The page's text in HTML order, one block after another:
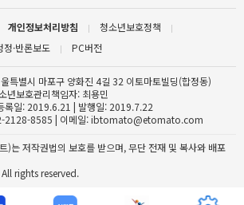
개인정보처리방침
청소년보호정책
정·반론보도 PC버전
특별시 마포구 양화진 4길 32 이토마토빌딩(합정동)
년보호관리책임자: 최용민
록일: 2019.6.21 | 발행일: 2019.7.22
2128-8585 | 이메일: ibtomato@etomato.com
)는 저작권법의 보호를 받으며, 무단 전재 및 복사와 배포
rights reserved.